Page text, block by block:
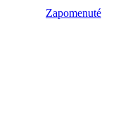
Zapomenuté